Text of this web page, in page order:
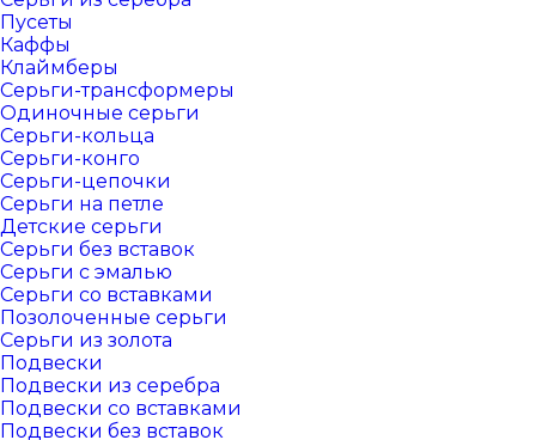
Пусеты
Каффы
Клаймберы
Серьги-трансформеры
Одиночные серьги
Серьги-кольца
Серьги-конго
Серьги-цепочки
Серьги на петле
Детские серьги
Серьги без вставок
Серьги с эмалью
Серьги со вставками
Позолоченные серьги
Серьги из золота
Подвески
Подвески из серебра
Подвески со вставками
Подвески без вставок